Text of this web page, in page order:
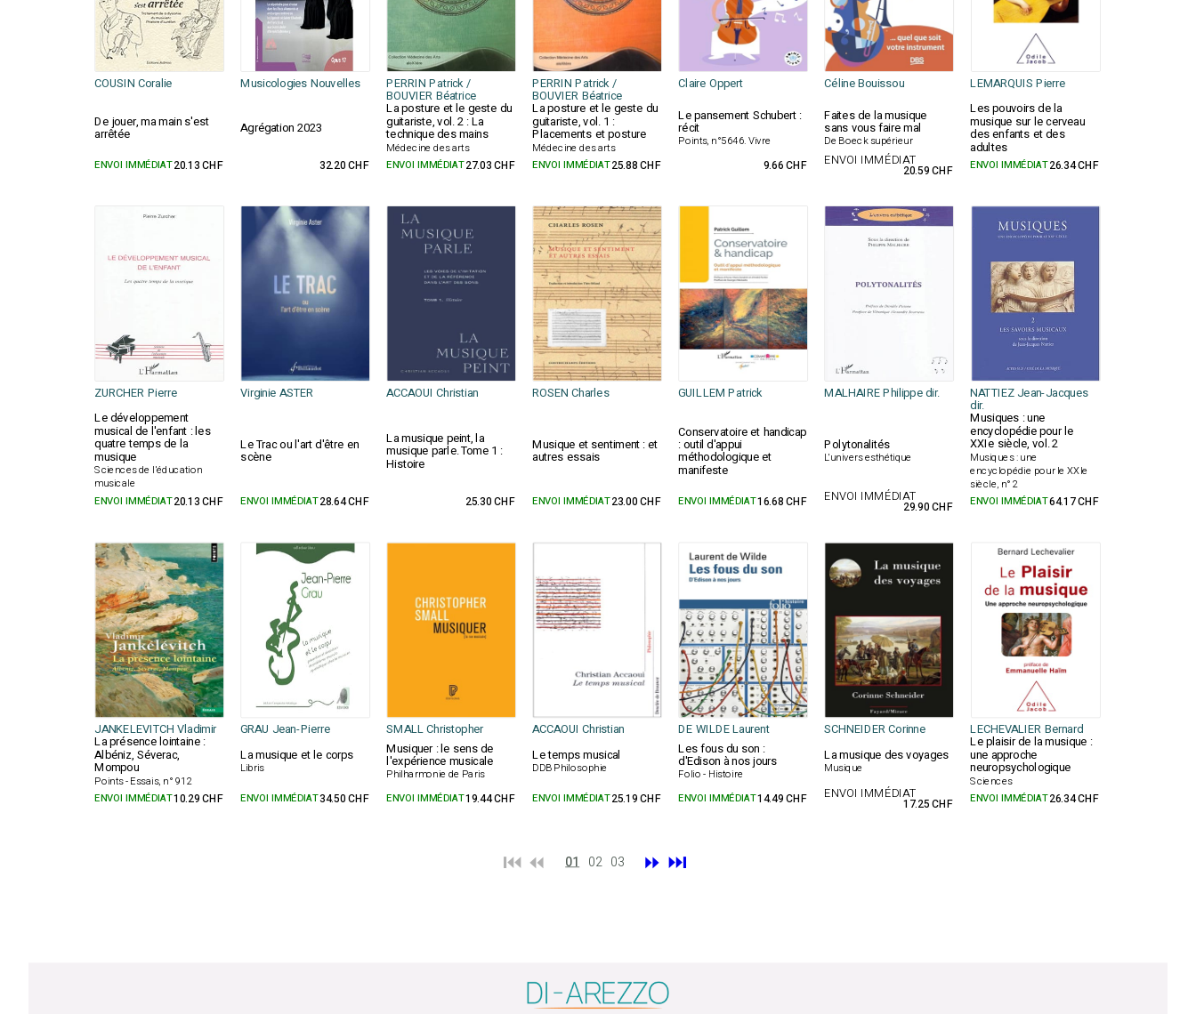
COUSIN Coralie Musicologies Nouvelles PERRIN Patrick /
BOUVIER Béatrice
PERRIN Patrick /
BOUVIER Béatrice
Claire Oppert Céline Bouissou LEMARQUIS Pierre
De jouer, ma main s'est
arrêtée Agrégation 2023
La posture et le geste du
guitariste, vol. 2 : La
technique des mains
Médecine des arts
La posture et le geste du
guitariste, vol. 1 :
Placements et posture
Médecine des arts
Le pansement Schubert :
récit
Points, n°5646. Vivre
Faites de la musique
sans vous faire mal
De Boeck supérieur
Les pouvoirs de la
musique sur le cerveau
des enfants et des
adultes
ENVOI IMMÉDIAT20.13 CHF 32.20 CHF ENVOI IMMÉDIAT27.03 CHF ENVOI IMMÉDIAT25.88 CHF 9.66 CHF ENVOI IMMÉDIAT
20.59 CHF ENVOI IMMÉDIAT26.34 CHF
ZURCHER Pierre Virginie ASTER ACCAOUI Christian ROSEN Charles GUILLEM Patrick MALHAIRE Philippe dir. NATTIEZ Jean-Jacques
dir.
Le développement
musical de l'enfant : les
quatre temps de la
musique
Sciences de l'éducation
musicale
Le Trac ou l'art d'être en
scène
La musique peint, la
musique parle. Tome 1 :
Histoire
Musique et sentiment : et
autres essais
Conservatoire et handicap
: outil d'appui
méthodologique et
manifeste
Polytonalités
L'univers esthétique
Musiques : une
encyclopédie pour le
XXIe siècle, vol. 2
Musiques : une
encyclopédie pour le XXIe
siècle, n° 2
ENVOI IMMÉDIAT20.13 CHF ENVOI IMMÉDIAT28.64 CHF 25.30 CHF ENVOI IMMÉDIAT23.00 CHF ENVOI IMMÉDIAT16.68 CHF ENVOI IMMÉDIAT
29.90 CHF ENVOI IMMÉDIAT64.17 CHF
JANKELEVITCH Vladimir GRAU Jean-Pierre SMALL Christopher ACCAOUI Christian DE WILDE Laurent SCHNEIDER Corinne LECHEVALIER Bernard
La présence lointaine :
Albéniz, Séverac,
Mompou
Points - Essais, n° 912
La musique et le corps
Libris
Musiquer : le sens de
l'expérience musicale
Philharmonie de Paris
Le temps musical
DDB Philosophie
Les fous du son :
d'Edison à nos jours
Folio - Histoire
La musique des voyages
Musique
Le plaisir de la musique :
une approche
neuropsychologique
Sciences
ENVOI IMMÉDIAT10.29 CHF ENVOI IMMÉDIAT34.50 CHF ENVOI IMMÉDIAT19.44 CHF ENVOI IMMÉDIAT25.19 CHF ENVOI IMMÉDIAT14.49 CHF ENVOI IMMÉDIAT
17.25 CHF ENVOI IMMÉDIAT26.34 CHF
⏮️ ⏪ 01 02 03 ⏩ ⏭️